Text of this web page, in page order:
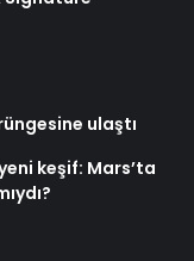
ulaştı
keşif: Mars’ta